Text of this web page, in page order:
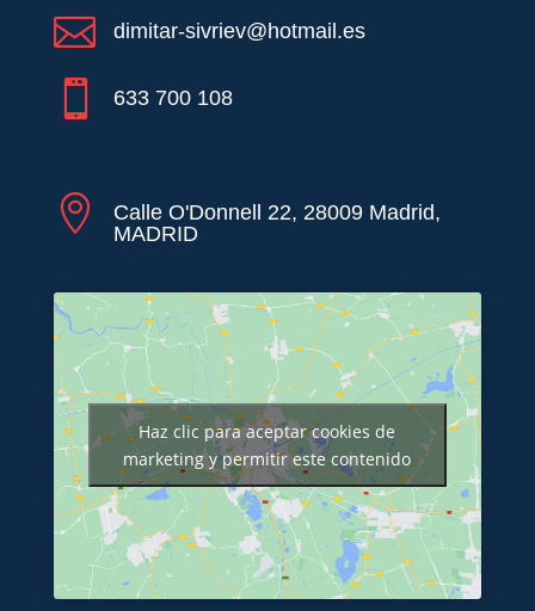
 dimitar-sivriev@hotmail.es
 633 700 108

Calle O'Donnell 22, 28009 Madrid,
MADRID
Haz clic para aceptar cookies de
marketing y permitir este contenido